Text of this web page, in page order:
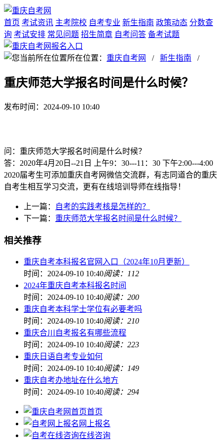
首页 考试资讯 主考院校 自考专业 新生指南 政策动态 分数查
询 考试安排 常见问题 招生简章 自考问答 备考试题
所在位置： 重庆自考网 / 新生指南 /
重庆师范大学报名时间是什么时候？
发布时间：2024-09-10 10:40
问：重庆师范大学报名时间是什么时候？
答：2020年4月20日--21日 上午9：30---11：30 下午2:00---4:00
2020届考生可添加重庆自考网微信交流群，有志同道合的重庆
自考生相互学习交流，更有在线培训导师在线指导！
上一篇：
自考的实践考核是怎样的？
下一篇： 重庆师范大学报名时间是什么时候？
相关推荐
重庆自考本科报名官网入口（2024年10月更新）
时间：2024-09-10 10:40阅读：112
2024年重庆自考本科报名时间
时间：2024-09-10 10:40阅读：200
重庆自考本科学士学位有必要考吗
时间：2024-09-10 10:40阅读：210
重庆合川自考报名有哪些流程
时间：2024-09-10 10:40阅读：223
重庆日语自考专业如何
时间：2024-09-10 10:40阅读：149
重庆自考办地址在什么地方
时间：2024-09-10 10:40阅读：294
首页
网上报名
在线咨询